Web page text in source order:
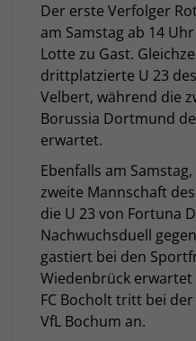
Der erste Verfolger
am Samstag ab 14
Lotte zu Gast.
drittplatzierte U 23 des
Velbert, während die
Borussia Dortmund
erwartet.
Ebenfalls am
zweite Mannschaft
die U 23 von Fortuna
Nachwuchsduell
gastiert bei den
Wiedenbrück erwartet
FC Bocholt tritt bei
VfL Bochum an.